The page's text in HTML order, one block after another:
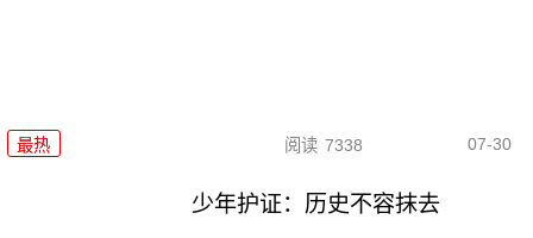
最热 阅读 7338 07-30
少年护证：历史不容抹去